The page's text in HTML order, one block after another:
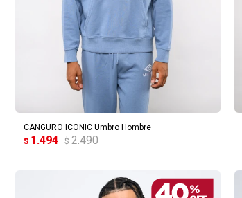
CANGURO ICONIC Umbro Hombre
$ 1.494 $ 2.490
AGREGAR AL CARRITO